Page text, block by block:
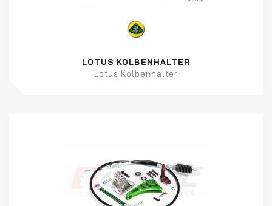
LOTUS KOLBENHALTER
Lotus Kolbenhalter